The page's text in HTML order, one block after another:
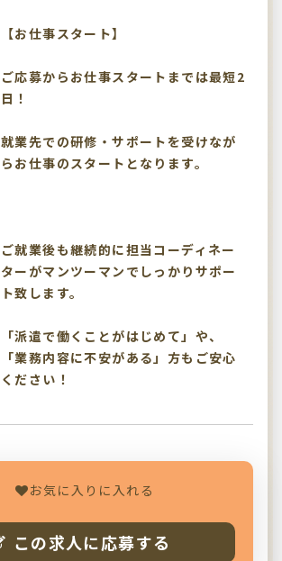
【お仕事スタート】
ご応募からお仕事スタートまでは最短2
日！
就業先での研修・サポートを受けなが
らお仕事のスタートとなります。
ご就業後も継続的に担当コーディネー
ターがマンツーマンでしっかりサポー
ト致します。
「派遣で働くことがはじめて」や、
「業務内容に不安がある」方もご安心
ください！
お気に入りに入れる
この求人に応募する